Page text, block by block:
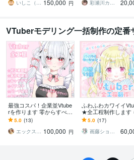
いしこ（ISHICO） 150,000 円
リングのみ可
彩瀬川カトレア
VTuberモデリング一括制作の定番
最強コスパ！企業並Vtube
rを作ります 零からすべて
お任せください！キャン
ペーン中！！！
5.0 (13)
エックスだよ＠Vtuber制作 100,000 円
ふわふわカワイイ
★全工程制作します
ラデザ・イラスト・
リングまで全部！可
ならお任せを
5.0 (17)
画藤ショコラ